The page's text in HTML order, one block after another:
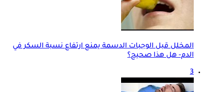
المخلل قبل الوجبات الدسمة يمنع ارتفاع نسبة السكر في
الدم- هل هذا صحيح؟
3